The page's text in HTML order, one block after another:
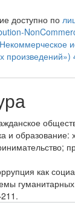
доступно по
и образование:
как